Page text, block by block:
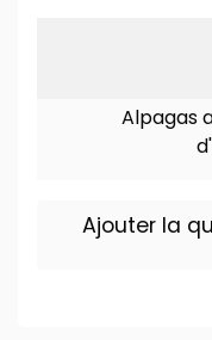
Alpagas
Ajouter la